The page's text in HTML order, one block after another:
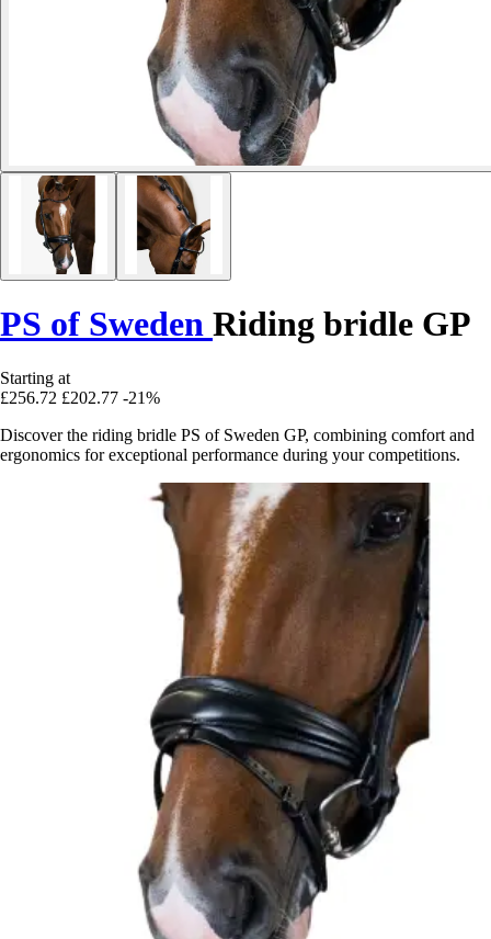
PS of Sweden Riding bridle GP
Starting at
£256.72 £202.77 -21%
Discover the riding bridle PS of Sweden GP, combining comfort and
ergonomics for exceptional performance during your competitions.